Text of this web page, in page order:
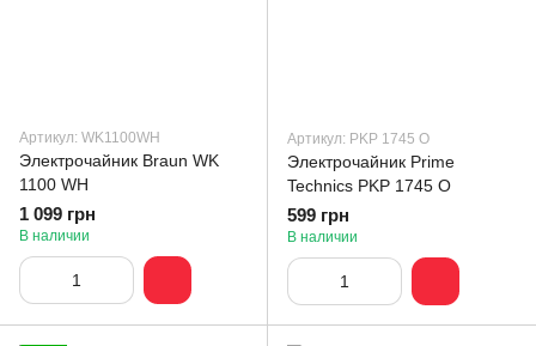
Артикул: WK1100WH
Электрочайник Braun WK
1100 WH
1 099 грн
В наличии
Артикул: PKP 1745 O
Электрочайник Prime
Technics PKP 1745 O
599 грн
В наличии